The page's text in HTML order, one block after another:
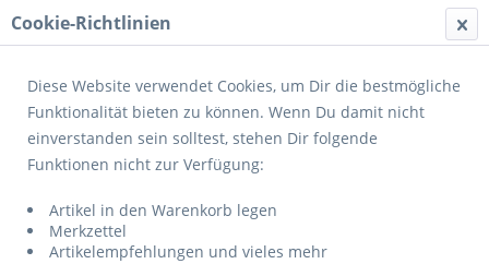
Menü
Übersicht Basketballkorbanlagen
Cookie-Richtlinien
Diese Website verwendet Cookies, um Dir die bestmögliche
Funktionalität bieten zu können. Wenn Du damit nicht
einverstanden sein solltest, stehen Dir folgende
Funktionen nicht zur Verfügung:
Artikel in den Warenkorb legen
Merkzettel
Artikelempfehlungen und vieles mehr